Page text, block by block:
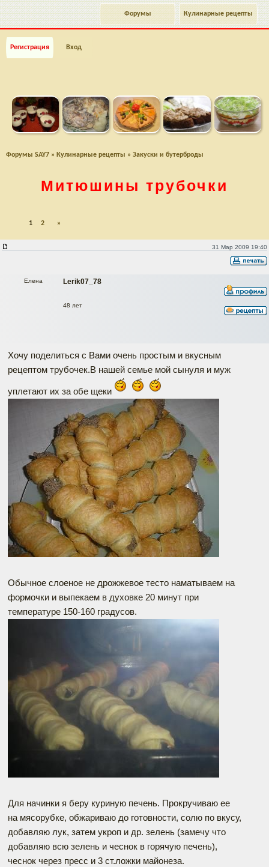
Кулинарные рецепты
Форумы
Регистрация Вход
Форумы SAY7 » Кулинарные рецепты » Закуски и бутерброды
Митюшины трубочки
1 2 »
31 Мар 2009 19:40
Lerik07_78
Елена
48 лет
Хочу поделиться с Вами очень простым и вкусным
рецептом трубочек.В нашей семье мой сынуля и муж
уплетают их за обе щеки
Обычное слоеное не дрожжевое тесто наматываем на
формочки и выпекаем в духовке 20 минут при
температуре 150-160 градусов.
Для начинки я беру куриную печень. Прокручиваю ее
на мясорубке, обжариваю до готовности, солю по вкусу,
добавляю лук, затем укроп и др. зелень (замечу что
добавляю всю зелень и чеснок в горячую печень),
чеснок через пресс и 3 ст.ложки майонеза.